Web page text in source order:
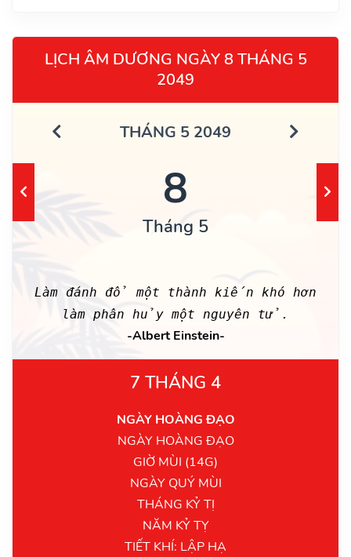
LỊCH ÂM DƯƠNG NGÀY 8 THÁNG 5
2049
THÁNG 5 2049
8
Tháng 5
Làm đánh đổ một thành kiến khó hơn
làm phân hủy một nguyên tử.
-Albert Einstein-
7 THÁNG 4
NGÀY HOÀNG ĐẠO
NGÀY HOÀNG ĐẠO
GIỜ MÙI (14G)
NGÀY QUÝ MÙI
THÁNG KỶ TỊ
NĂM KỶ TỴ
TIẾT KHÍ: LẬP HẠ